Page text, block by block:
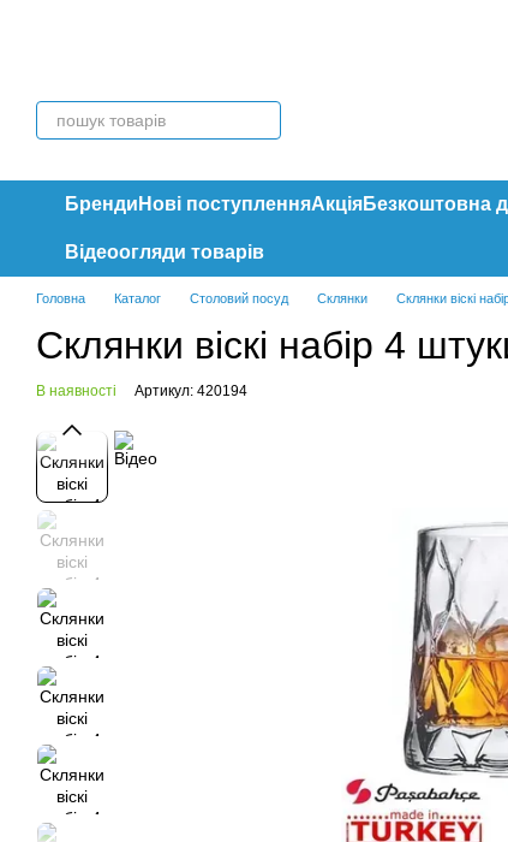
Бренди Нові поступленняАкціяБезкоштовна
Відеоогляди товарів
Головна Каталог Столовий посуд Склянки Склянки віскі
Склянки віскі набір 4
В наявності Артикул: 420194